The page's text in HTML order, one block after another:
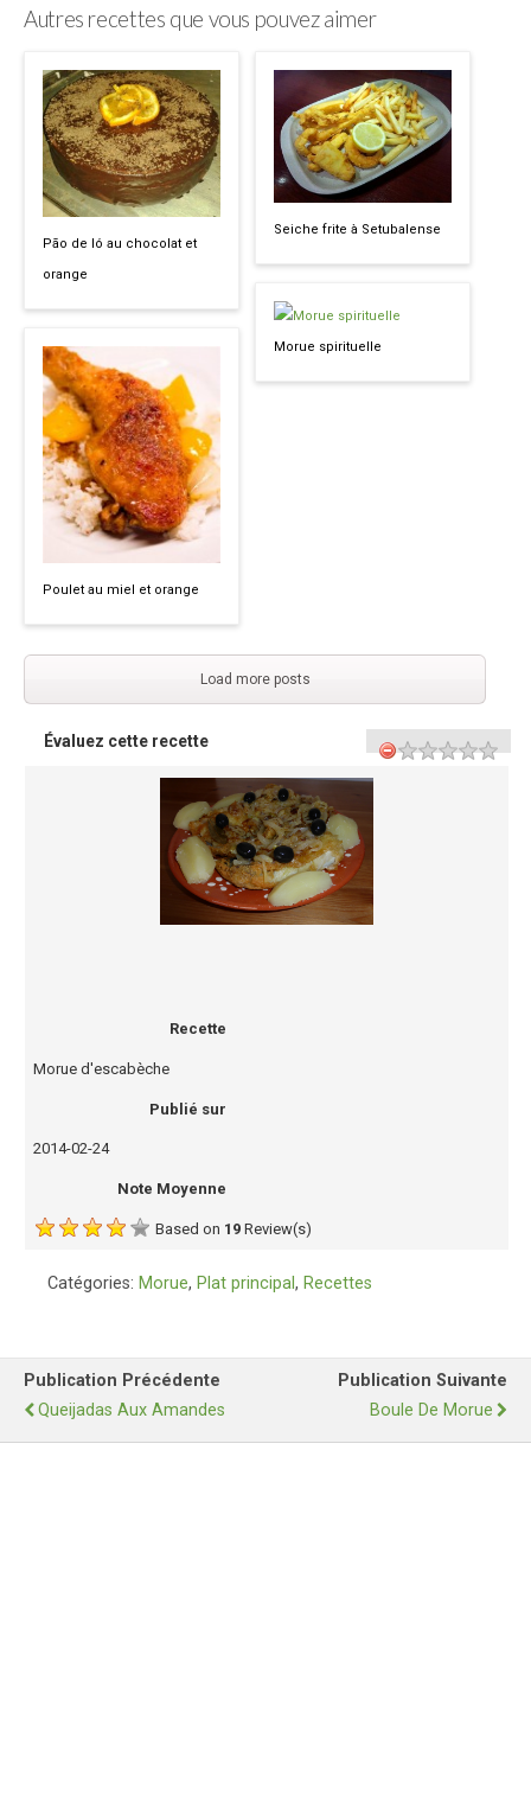
Autres recettes que vous pouvez aimer
Pão de ló au chocolat et
orange
Poulet au miel et orange
Seiche frite à Setubalense
Morue spirituelle
Load more posts
Évaluez cette recette
Recette
Morue d'escabèche
Publié sur
2014-02-24
Note Moyenne
Based on 19 Review(s)
Catégories: Morue, Plat principal, Recettes
Publication Précédente
Queijadas Aux Amandes
Publication Suivante
Boule De Morue